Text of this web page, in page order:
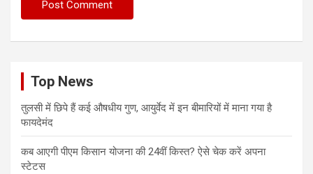
Top News
तुलसी में छिपे हैं कई औषधीय गुण, आयुर्वेद में इन बीमारियों में माना गया है
फायदेमंद
कब आएगी पीएम किसान योजना की 24वीं किस्त? ऐसे चेक करें अपना
स्टेटस